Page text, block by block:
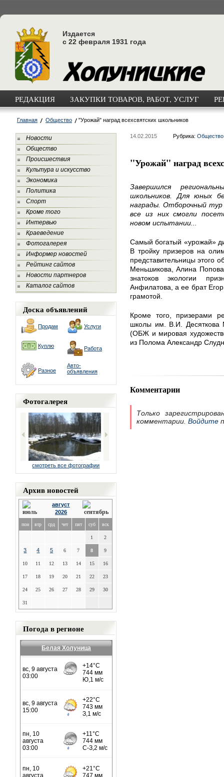
Издается
с 22 февраля 1931 года
РЕДАКЦИЯ ЗАКУПКИ ТОВАРОВ, РАБОТ, УСЛУГ
Главная Общество "Урожай" наград всехсвятских школьников
Новости
Общество
Происшествия
Культура и искусство
Экономика
Политика
Спорт
Кроме того
Интервью
Краеведение
Фотогалерея
Информер новостей
Рейтинг сайтов
Новости партнеров
Каталог сайтов
Доска объявлений
Продам Услуги
Куплю Работа
Разное
Авто-
объявления
Фотогалерея
смотреть все фотографии
Архив новостей
август
2026
пон втр срд чет пят суб вск
1 2
3 4 5 6 7 8 9
10 11 12 13 14 15 16
17 18 19 20 21 22 23
24 25 26 27 28 29 30
31
Погода в регионе
Белая Холуница
14.02.2015 Рубрика: Общество
"Урожай" наград
Завершился
школьников. Для юных
награды. Отборочный тур
все из них смогли
новом испытании...
Самый богатый «урожай»
В тройку призеров на
представительницы этого
Меньшикова, Алина
знатоков экологии
Анфилатова, а ее брат
грамотой.
Кроме того, призерами
школы им. В.И.
(ОБЖ и мировая
из Полома Александр
Комментарии
Только
комментарии. Войдите